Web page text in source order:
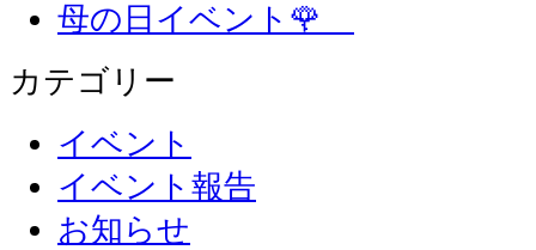
母の日イベント🌹
カテゴリー
イベント
イベント報告
お知らせ